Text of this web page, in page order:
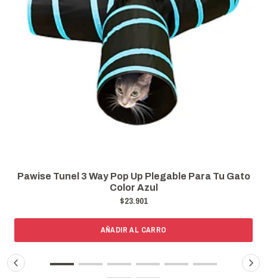
Pawise Tunel 3 Way Pop Up Plegable Para Tu Gato
Color Azul
$23.901
AÑADIR AL CARRO